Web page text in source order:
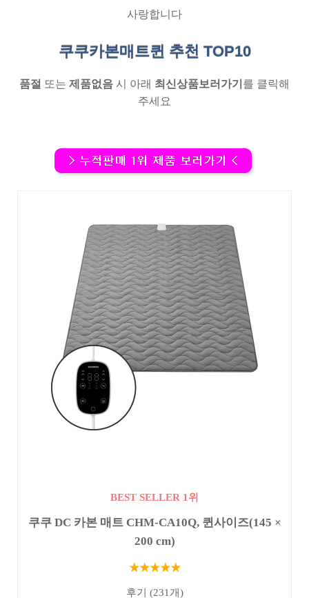
사랑합니다
쿠쿠카본매트퀸 추천 TOP10
품절 또는 제품없음 시 아래 최신상품보러가기 를 클릭해
주세요
BEST SELLER 1위
쿠쿠 DC 카본 매트 CHM-CA10Q, 퀸사이즈(145 ×
200 cm)
★★★★★
후기 (231개)